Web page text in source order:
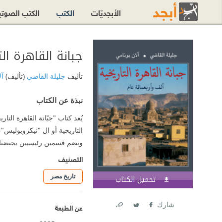
تحميل الكتاب اشترك الآن
شارك
جبانة القاهرة
تأليف جليلة القاضي(تأليف)
نبذة عن الكتاب
يُعد كتاب "جبّانة القاهرة
وتضم قسمين رئيسيين
التصنيف
تاريخ مصر
عن الطبعة
الأبجديّات الكتب الكتب